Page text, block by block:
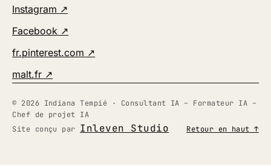
Instagram (nouvel onglet)
↗
Facebook (nouvel onglet)
↗
fr.pinterest.com (nouvel onglet)
↗
malt.fr(nouvel onglet)
↗
© 2026 Indiana Tempié · Consultant IA – Formateur IA –
Chef de projet IA
Site conçu par Inleven Studio Retour en haut ↑